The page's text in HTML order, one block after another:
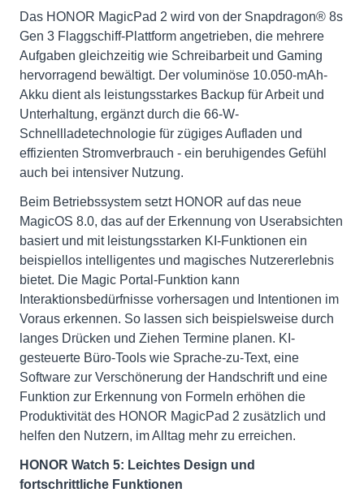
Das HONOR MagicPad 2 wird von der Snapdragon® 8s
Gen 3 Flaggschiff-Plattform angetrieben, die mehrere
Aufgaben gleichzeitig wie Schreibarbeit und Gaming
hervorragend bewältigt. Der voluminöse 10.050-mAh-
Akku dient als leistungsstarkes Backup für Arbeit und
Unterhaltung, ergänzt durch die 66-W-
Schnellladetechnologie für zügiges Aufladen und
effizienten Stromverbrauch - ein beruhigendes Gefühl
auch bei intensiver Nutzung.
Beim Betriebssystem setzt HONOR auf das neue
MagicOS 8.0, das auf der Erkennung von Userabsichten
basiert und mit leistungsstarken KI-Funktionen ein
beispiellos intelligentes und magisches Nutzererlebnis
bietet. Die Magic Portal-Funktion kann
Interaktionsbedürfnisse vorhersagen und Intentionen im
Voraus erkennen. So lassen sich beispielsweise durch
langes Drücken und Ziehen Termine planen. KI-
gesteuerte Büro-Tools wie Sprache-zu-Text, eine
Software zur Verschönerung der Handschrift und eine
Funktion zur Erkennung von Formeln erhöhen die
Produktivität des HONOR MagicPad 2 zusätzlich und
helfen den Nutzern, im Alltag mehr zu erreichen.
HONOR Watch 5: Leichtes Design und
fortschrittliche Funktionen